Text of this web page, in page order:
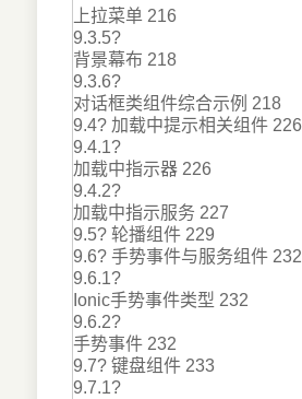
上拉菜单 216
9.3.5?
背景幕布 218
9.3.6?
对话框类组件综合示例 218
9.4? 加载中提示相关组件 226
9.4.1?
加载中指示器 226
9.4.2?
加载中指示服务 227
9.5? 轮播组件 229
9.6? 手势事件与服务组件 232
9.6.1?
Ionic手势事件类型 232
9.6.2?
手势事件 232
9.7? 键盘组件 233
9.7.1?